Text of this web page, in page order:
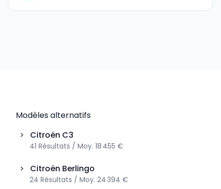
Modèles alternatifs
>
Citroën C3
41 Résultats / Moy. 18 455 €
> Citroën Berlingo
24 Résultats / Moy. 24 394 €